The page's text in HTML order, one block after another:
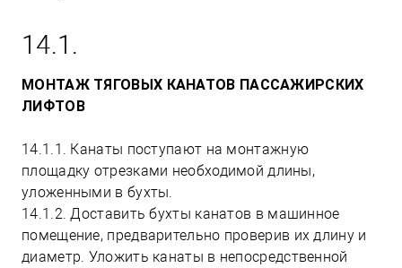
14.1.
МОНТАЖ ТЯГОВЫХ КАНАТОВ ПАССАЖИРСКИХ
ЛИФТОВ
14.1.1. Канаты поступают на монтажную
площадку отрезками необходимой длины,
уложенными в бухты.
14.1.2. Доставить бухты канатов в машинное
помещение, предварительно проверив их длину и
диаметр. Уложить канаты в непосредственной